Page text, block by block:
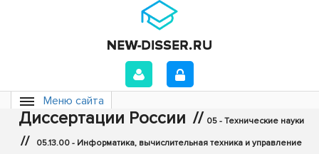
Меню сайта
Диссертации России // 05 - Технические науки
// 05.13.00 - Информатика, вычислительная техника и управление